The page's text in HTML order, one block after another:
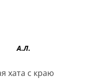
А.Л.
хата с краю